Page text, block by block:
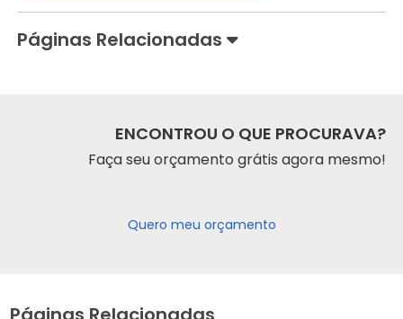
Páginas Relacionadas
ENCONTROU O QUE PROCURAVA?
Faça seu orçamento grátis agora mesmo!
Quero meu orçamento